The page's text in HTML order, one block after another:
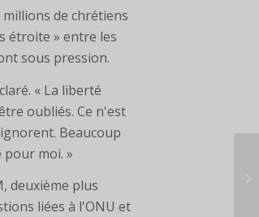
de chrétiens
étroite » entre les
sous pression.
« La liberté
oubliés. Ce n'est
Beaucoup
moi. »
deuxième plus
liées à l'ONU et